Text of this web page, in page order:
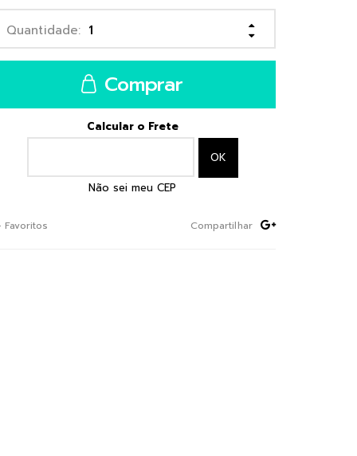
Comprar
Calcular o Frete
Não sei meu CEP
Favoritos Compartilhar